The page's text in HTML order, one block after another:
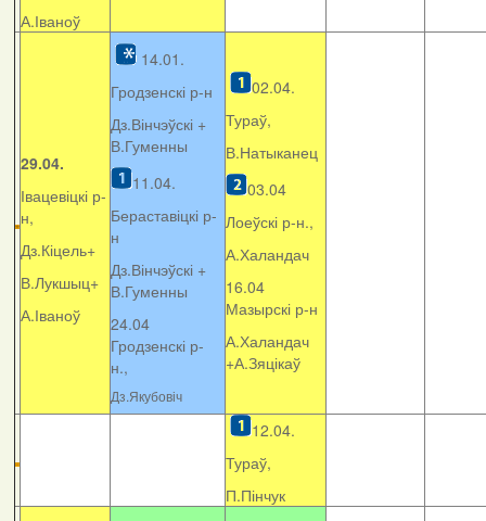
А.Іваноў
29.04.
Івацевіцкі р-
н,
Дз.Кіцель+
В.Лукшыц+
А.Іваноў
14.01.
Гродзенскі р-н
Дз.Вінчэўскі +
В.Гуменны
11.04.
Бераставіцкі р-
н
Дз.Вінчэўскі +
В.Гуменны
24.04
Гродзенскі р-
н.,
Дз.Якубовіч
02.04.
Тураў,
В.Натыканец
03.04
Лоеўскі р-н.,
А.Халандач
16.04
Мазырскі р-н
А.Халандач
+А.Зяцікаў
12.04.
Тураў,
П.Пінчук